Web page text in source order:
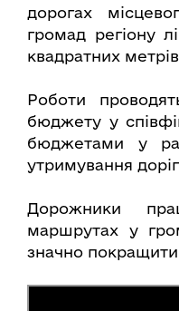
дорогах
громад регіону
квадратних
Роботи
бюджету у
бюджетами у
утримування
Дорожники
маршрутах у
значно покращити